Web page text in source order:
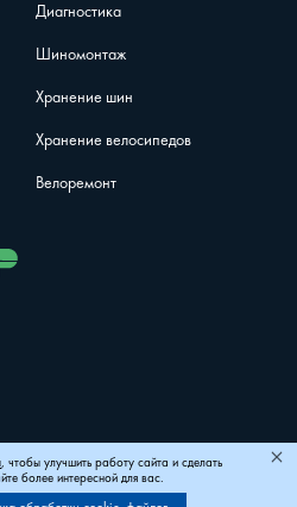
Диагностика
Шиномонтаж
Хранение шин
Хранение велосипедов
Велоремонт
«КЭМП-Домодедово»
+7 (495) 150-40-26
, чтобы улучшить работу сайта и сделать
более интересной для вас.